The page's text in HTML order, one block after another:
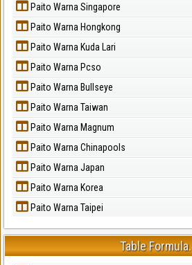
Paito Warna Singapore
Paito Warna Hongkong
Paito Warna Kuda Lari
Paito Warna Pcso
Paito Warna Bullseye
Paito Warna Taiwan
Paito Warna Magnum
Paito Warna Chinapools
Paito Warna Japan
Paito Warna Korea
Paito Warna Taipei
Table Formula.